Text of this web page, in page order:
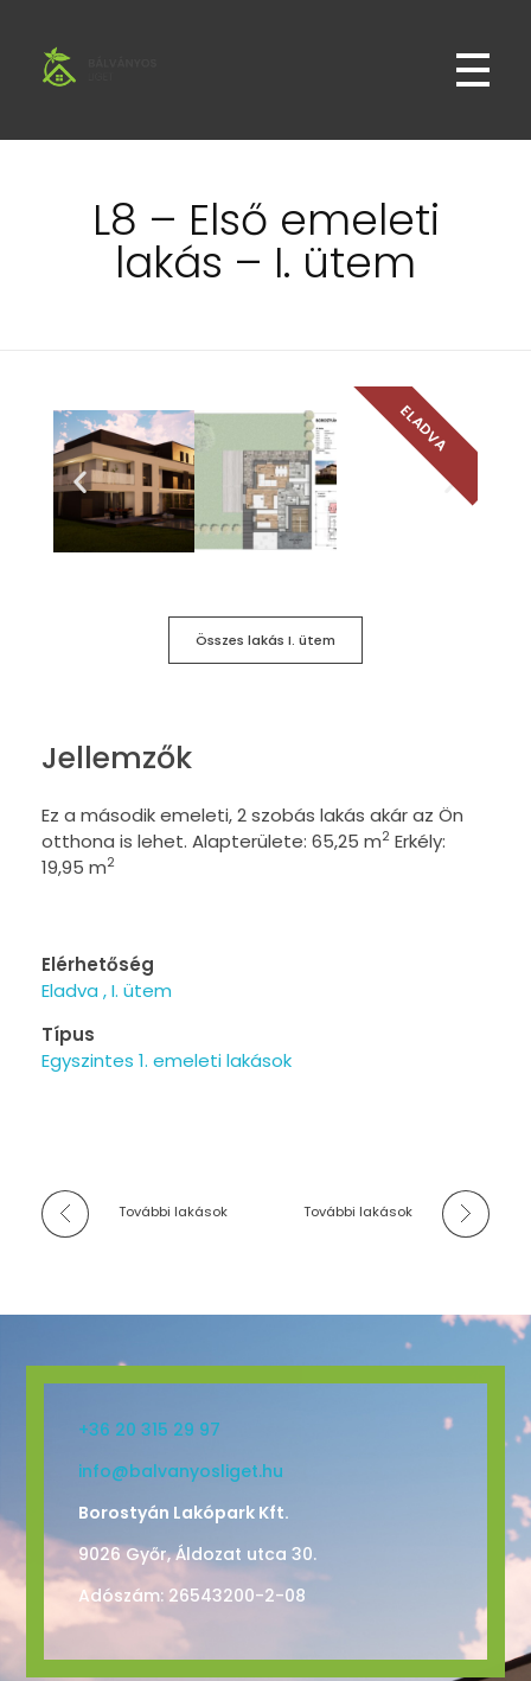
L8 – Első emeleti
lakás – I. ütem
ELADVA
Összes lakás I. ütem
Jellemzők
Ez a második emeleti, 2 szobás lakás akár az Ön
otthona is lehet. Alapterülete: 65,25 m2 Erkély:
19,95 m2
Elérhetőség
Eladva I. ütem
Típus
Egyszintes 1. emeleti lakások
További lakások További lakások
+36 20 315 29 97
info@balvanyosliget.hu
Borostyán Lakópark Kft.
9026 Győr, Áldozat utca 30.
Adószám: 26543200-2-08